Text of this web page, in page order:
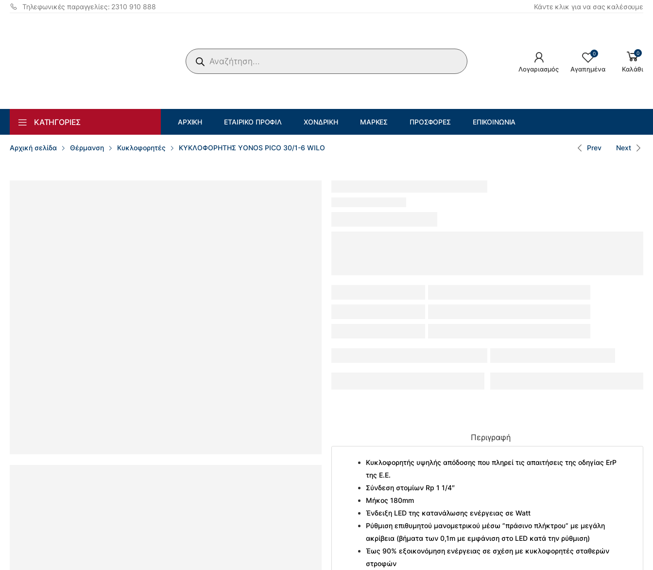
Τηλεφωνικές παραγγελίες: 2310 910 888 Κάντε κλικ για να σας καλέσουμε
Products search
Λογαριασμός
0
Αγαπημένα
0
Καλάθι
ΚΑΤΗΓΟΡΙΕΣ ΑΡΧΙΚΉ ΕΤΑΙΡΙΚΌ ΠΡΟΦΊΛ ΧΟΝΔΡΙΚΉ ΜΆΡΚΕΣ ΠΡΟΣΦΟΡΈΣ ΕΠΙΚΟΙΝΩΝΊΑ
Αρχική σελίδα Θέρμανση Κυκλοφορητές ΚΥΚΛΟΦΟΡΗΤΗΣ ΥONOS PICO 30/1-6 WILO Prev Next
Περιγραφή
Κυκλοφορητής υψηλής απόδοσης που πληρεί τις απαιτήσεις της οδηγίας ΕrP
της Ε.Ε.
Σύνδεση στομίων Rp 1 1/4″
Μήκος 180mm
Ένδειξη LED της κατανάλωσης ενέργειας σε Watt
Ρύθμιση επιθυμητού μανομετρικού μέσω ”πράσινο πλήκτρου” με μεγάλη
ακρίβεια (βήματα των 0,1m με εμφάνιση στο LED κατά την ρύθμιση)
Έως 90% εξοικονόμηση ενέργειας σε σχέση με κυκλοφορητές σταθερών
στροφών